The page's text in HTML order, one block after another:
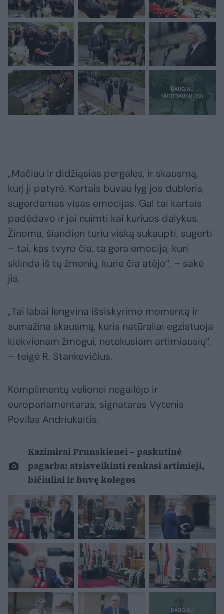
„Mačiau ir didžiąsias pergales, ir skausmą,
kurį ji patyrė. Kartais buvau lyg jos dubleris,
sugerdamas visas emocijas. Gal tai kartais
padėdavo ir jai nuimti kai kuriuos dalykus.
Žinoma, šiandien turiu viską sukaupti, sugerti
– tai, kas tvyro čia, ta gera emocija, kuri
sklinda iš tų žmonių, kurie čia atėjo“, – sakė
jis.
„Tai labai lengvina išsiskyrimo momentą ir
sumažina skausmą, kuris natūraliai egzistuoja
kiekvienam žmogui, netekusiam artimiausių“,
– teigė R. Stankevičius.
Komplimentų velionei negailėjo ir
europarlamentaras, signataras Vytenis
Povilas Andriukaitis.
Kazimirai Prunskienei – paskutinė
pagarba: atsisveikinti renkasi artimieji,
bičiuliai ir buvę kolegos